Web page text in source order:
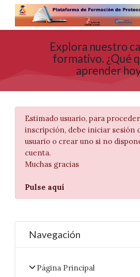
Skip to navigation
Skip to login form
Salta al contenido principal
Skip to accessibility options
Skip to footer
Skip accessibility options
Explora nuestro
formativo. ¿Qué
aprender
Estimado usuario, para
inscripción, debe iniciar sesión
usuario o crear uno si no
cuenta.
Muchas gracias
Pulse aquí
Navegación
Página Principal